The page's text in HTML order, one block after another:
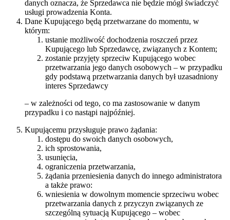
danych oznacza, że Sprzedawca nie będzie mógł świadczyć
usługi prowadzenia Konta.
Dane Kupującego będą przetwarzane do momentu, w
którym:
ustanie możliwość dochodzenia roszczeń przez
Kupującego lub Sprzedawcę, związanych z Kontem;
zostanie przyjęty sprzeciw Kupującego wobec
przetwarzania jego danych osobowych – w przypadku
gdy podstawą przetwarzania danych był uzasadniony
interes Sprzedawcy
– w zależności od tego, co ma zastosowanie w danym
przypadku i co nastąpi najpóźniej.
Kupującemu przysługuje prawo żądania:
dostępu do swoich danych osobowych,
ich sprostowania,
usunięcia,
ograniczenia przetwarzania,
żądania przeniesienia danych do innego administratora
a także prawo:
wniesienia w dowolnym momencie sprzeciwu wobec
przetwarzania danych z przyczyn związanych ze
szczególną sytuacją Kupującego – wobec